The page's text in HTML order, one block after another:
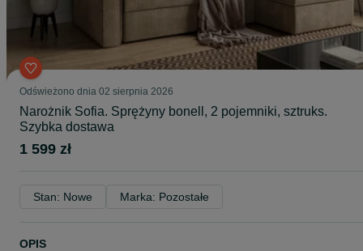
Odświeżono dnia 02 sierpnia 2026
Narożnik Sofia. Sprężyny bonell, 2 pojemniki, sztruks.
Szybka dostawa
1 599 zł
Stan: Nowe Marka: Pozostałe
OPIS